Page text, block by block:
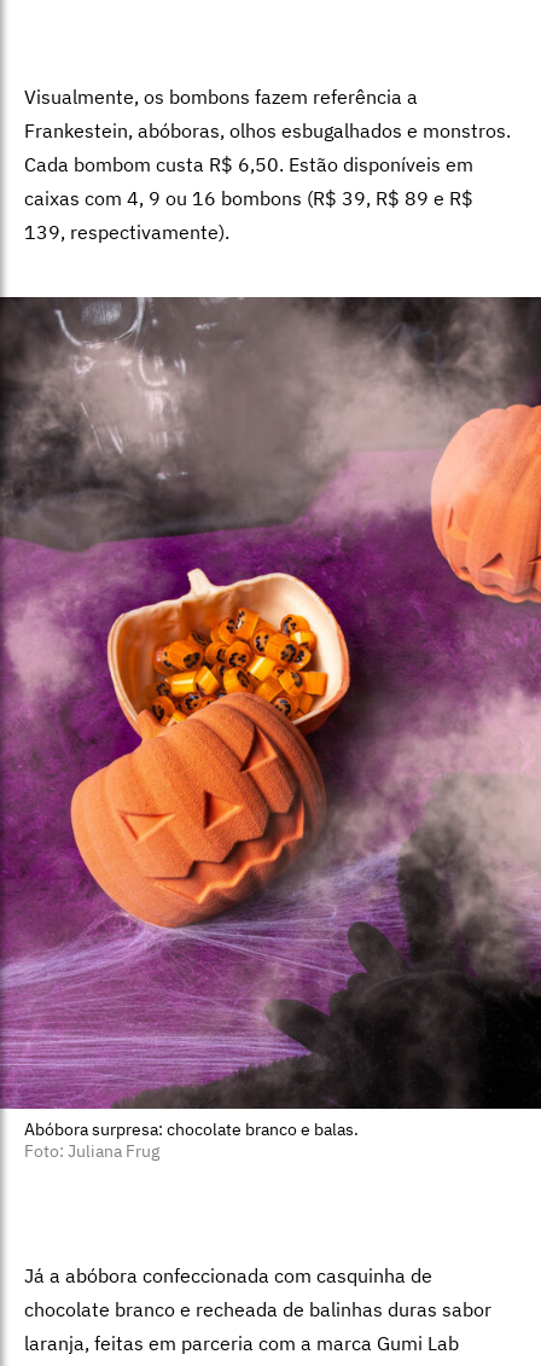
Visualmente, os bombons fazem referência a
Frankestein, abóboras, olhos esbugalhados e monstros.
Cada bombom custa R$ 6,50. Estão disponíveis em
caixas com 4, 9 ou 16 bombons (R$ 39, R$ 89 e R$
139, respectivamente).
Abóbora surpresa: chocolate branco e balas.
Foto: Juliana Frug
Já a abóbora confeccionada com casquinha de
chocolate branco e recheada de balinhas duras sabor
laranja, feitas em parceria com a marca Gumi Lab